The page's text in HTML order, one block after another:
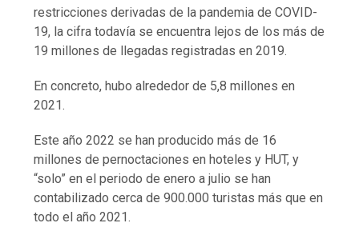
restricciones derivadas de la pandemia de COVID-
19, la cifra todavía se encuentra lejos de los más de
19 millones de llegadas registradas en 2019.
En concreto, hubo alrededor de 5,8 millones en
2021.
Este año 2022 se han producido más de 16
millones de pernoctaciones en hoteles y HUT, y
“solo” en el periodo de enero a julio se han
contabilizado cerca de 900.000 turistas más que en
todo el año 2021.